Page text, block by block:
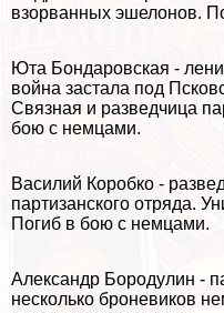
взорванных эшелонов.
Юта Бондаровская -
война застала под
Связная и разведчица
бою с немцами.
Василий Коробко -
партизанского отряда.
Погиб в бою с немцами.
Александр Бородулин -
несколько броневиков